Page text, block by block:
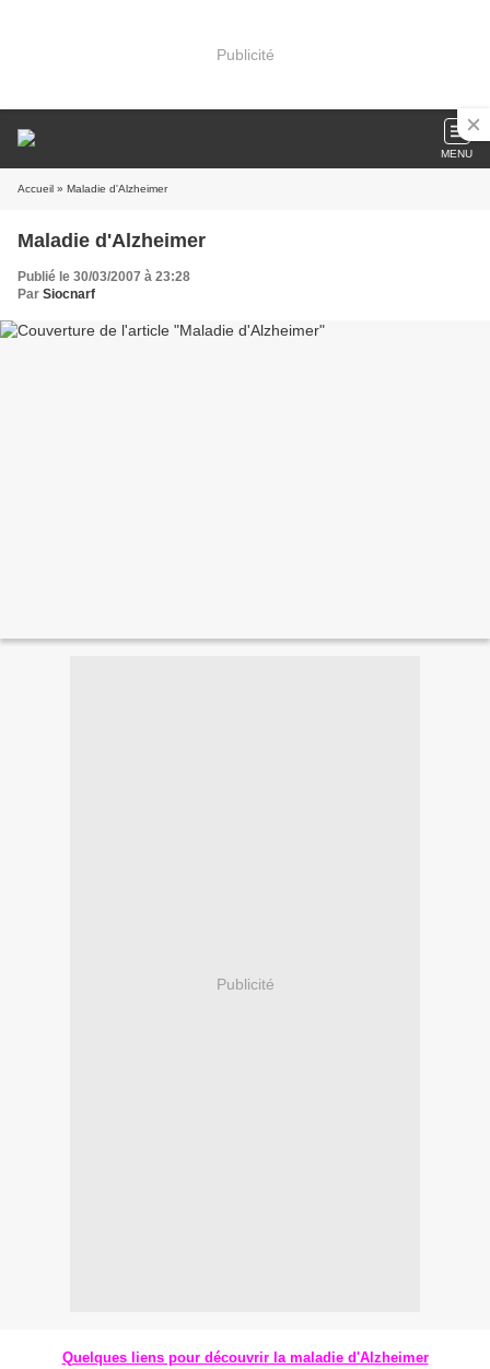
Publicité
MENU
Accueil » Maladie d'Alzheimer
Maladie d'Alzheimer
Publié le 30/03/2007 à 23:28
Par Siocnarf
Publicité
Quelques liens pour découvrir la maladie d'Alzheimer